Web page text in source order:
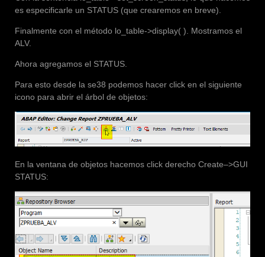
es especificarle un STATUS (que crearemos en breve).
Finalmente con el método lo_table->display( ). Mostramos el
ALV.
Ahora agregamos el STATUS.
Para esto desde la se38 podemos hacer click en el siguiente
icono para abrir el árbol de objetos:
En la ventana de objetos hacemos click derecho Create–>GUI
STATUS: